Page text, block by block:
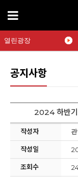
열린광장
공지사항
2024 하반기
작성자
작성일
조회수